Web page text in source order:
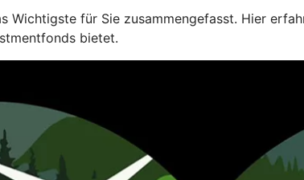
Wichtigste für Sie zusammengefasst. Hier
bietet.